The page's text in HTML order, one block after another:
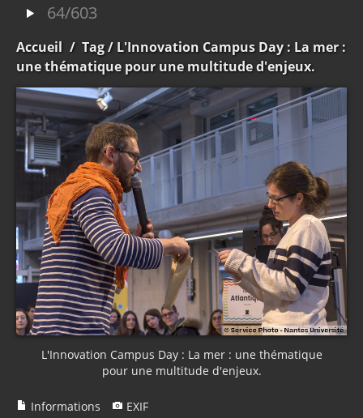
64/603
Accueil / Tag/ L'Innovation Campus Day : La mer :
une thématique pour une multitude d'enjeux.
L'Innovation Campus Day : La mer : une thématique
pour une multitude d'enjeux.
Informations EXIF